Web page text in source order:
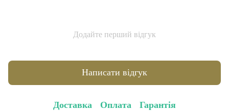
Додайте перший відгук
Написати відгук
Доставка Оплата Гарантія